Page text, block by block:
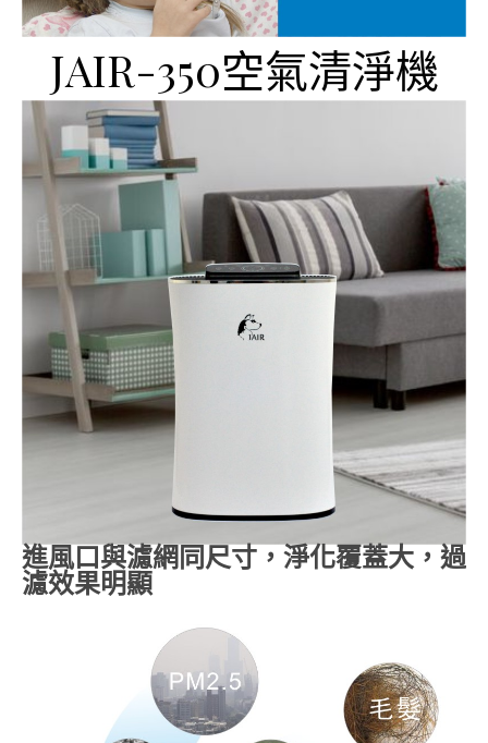
JAIR-350空氣清淨機
進風口與濾網同尺寸，淨化覆蓋大，過
濾效果明顯